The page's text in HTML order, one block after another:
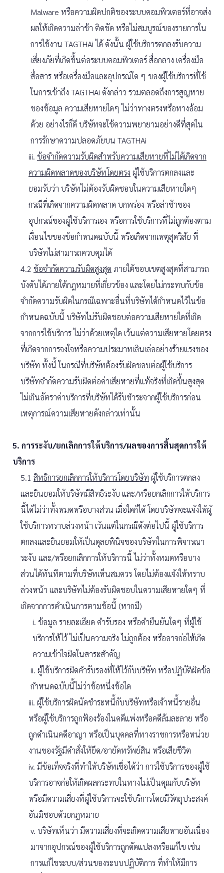
Malware หรือความผิดปกติของระบบคอมพิวเตอร์ที่อาจส่ง
ผลให้เกิดความล่าช้า ติดขัด หรือไม่สมบูรณ์ของรายการใน
การใช้งาน TAGTHAi ได้ ดังนั้น ผู้ใช้บริการตกลงรับความ
เสี่ยงภัยที่เกิดขึ้นต่อระบบคอมพิวเตอร์ สื่อกลาง เครื่องมือ
สื่อสาร หรือเครื่องมือและอุปกรณ์ใด ๆ ของผู้ใช้บริการที่ใช้
ในการเข้าถึง TAGTHAi ดังกล่าว รวมตลอดถึงการสูญหาย
ของข้อมูล ความเสียหายใดๆ ไม่ว่าทางตรงหรือทางอ้อม
ด้วย อย่างไรก็ดี บริษัทจะใช้ความพยายามอย่างดีที่สุดใน
การรักษาความปลอดภัยบน TAGTHAi
iii. ข้อจำกัดความรับผิดสำหรับความเสียหายที่ไม่ได้เกิดจาก
ความผิดพลาดของบริษัทโดยตรง ผู้ใช้บริการตกลงและ
ยอมรับว่า บริษัทไม่ต้องรับผิดชอบในความเสียหายใดๆ
กรณีที่เกิดจากความผิดพลาด บกพร่อง หรือล่าช้าของ
อุปกรณ์ของผู้ใช้บริการเอง หรือการใช้บริการที่ไม่ถูกต้องตาม
เงื่อนไขของข้อกำหนดฉบับนี้ หรือเกิดจากเหตุสุดวิสัย ที่
บริษัทไม่สามารถควบคุมได้
4.2 ข้อจำกัดความรับผิดสูงสุด ภายใต้ขอบเขตสูงสุดที่สามารถ
บังคับได้ภายใต้กฎหมายที่เกี่ยวข้อง และโดยไม่กระทบกับข้อ
จำกัดความรับผิดในกรณีเฉพาะอื่นที่บริษัทได้กำหนดไว้ในข้อ
กำหนดฉบับนี้ บริษัทไม่รับผิดชอบต่อความเสียหายใดที่เกิด
จากการใช้บริการ ไม่ว่าด้วยเหตุใด เว้นแต่ความเสียหายโดยตรง
ที่เกิดจากการจงใจหรือความประมาทเลินเล่ออย่างร้ายแรงของ
บริษัท ทั้งนี้ ในกรณีที่บริษัทต้องรับผิดชอบต่อผู้ใช้บริการ
บริษัทจำกัดความรับผิดต่อค่าเสียหายที่แท้จริงที่เกิดขึ้นสูงสุด
ไม่เกินอัตราค่าบริการที่บริษัทได้รับชำระจากผู้ใช้บริการก่อน
เหตุการณ์ความเสียหายดังกล่าวเท่านั้น
5. การระงับ/ยกเลิกการให้บริการ/ผลของการสิ้นสุดการให้
บริการ
5.1 สิทธิการยกเลิกการให้บริการโดยบริษัท ผู้ใช้บริการตกลง
และยินยอมให้บริษัทมีสิทธิระงับ และ/หรือยกเลิกการให้บริการ
นี้ได้ไม่ว่าทั้งหมดหรือบางส่วน เมื่อใดก็ได้ โดยบริษัทจะแจ้งให้ผู้
ใช้บริการทราบล่วงหน้า เว้นแต่ในกรณีดังต่อไปนี้ ผู้ใช้บริการ
ตกลงและยินยอมให้เป็นดุลยพินิจของบริษัทในการพิจารณา
ระงับ และ/หรือยกเลิกการให้บริการนี้ ไม่ว่าทั้งหมดหรือบาง
ส่วนได้ทันทีตามที่บริษัทเห็นสมควร โดยไม่ต้องแจ้งให้ทราบ
ล่วงหน้า และบริษัทไม่ต้องรับผิดชอบในความเสียหายใดๆ ที่
เกิดจากการดำเนินการตามข้อนี้ (หากมี)
i. ข้อมูล รายละเอียด คำรับรอง หรือคำยืนยันใดๆ ที่ผู้ใช้
บริการให้ไว้ ไม่เป็นความจริง ไม่ถูกต้อง หรืออาจก่อให้เกิด
ความเข้าใจผิดในสาระสำคัญ
ii. ผู้ใช้บริการผิดคำรับรองที่ให้ไว้กับบริษัท หรือปฏิบัติผิดข้อ
กำหนดฉบับนี้ไม่ว่าข้อหนึ่งข้อใด
iii. ผู้ใช้บริการผิดนัดชำระหนี้กับบริษัทหรือเจ้าหนี้รายอื่น
หรือผู้ใช้บริการถูกฟ้องร้องในคดีแพ่งหรือคดีล้มละลาย หรือ
ถูกดำเนินคดีอาญา หรือเป็นบุคคลที่ทางราชการหรือหน่วย
งานของรัฐมีคำสั่งให้ยึด/อายัดทรัพย์สิน หรือเสียชีวิต
iv. มีข้อเท็จจริงที่ทำให้บริษัทเชื่อได้ว่า การใช้บริการของผู้ใช้
บริการอาจก่อให้เกิดผลกระทบในทางไม่เป็นคุณกับบริษัท
หรือมีความเสี่ยงที่ผู้ใช้บริการจะใช้บริการโดยมีวัตถุประสงค์
อันมิชอบด้วยกฎหมาย
v. บริษัทเห็นว่า มีความเสี่ยงที่จะเกิดความเสียหายอันเนื่อง
มาจากอุปกรณ์ของผู้ใช้บริการถูกดัดแปลงหรือแก้ไข เช่น
การแก้ไขระบบ/ส่วนของระบบปฏิบัติการ ที่ทำให้มีการ